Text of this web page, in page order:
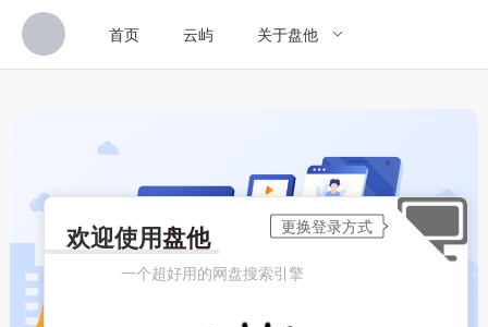
首页 云屿 关于盘他
欢迎使用盘他
一个超好用的网盘搜索引擎